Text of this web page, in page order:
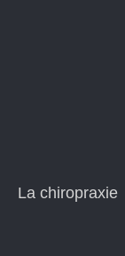
La chiropraxie